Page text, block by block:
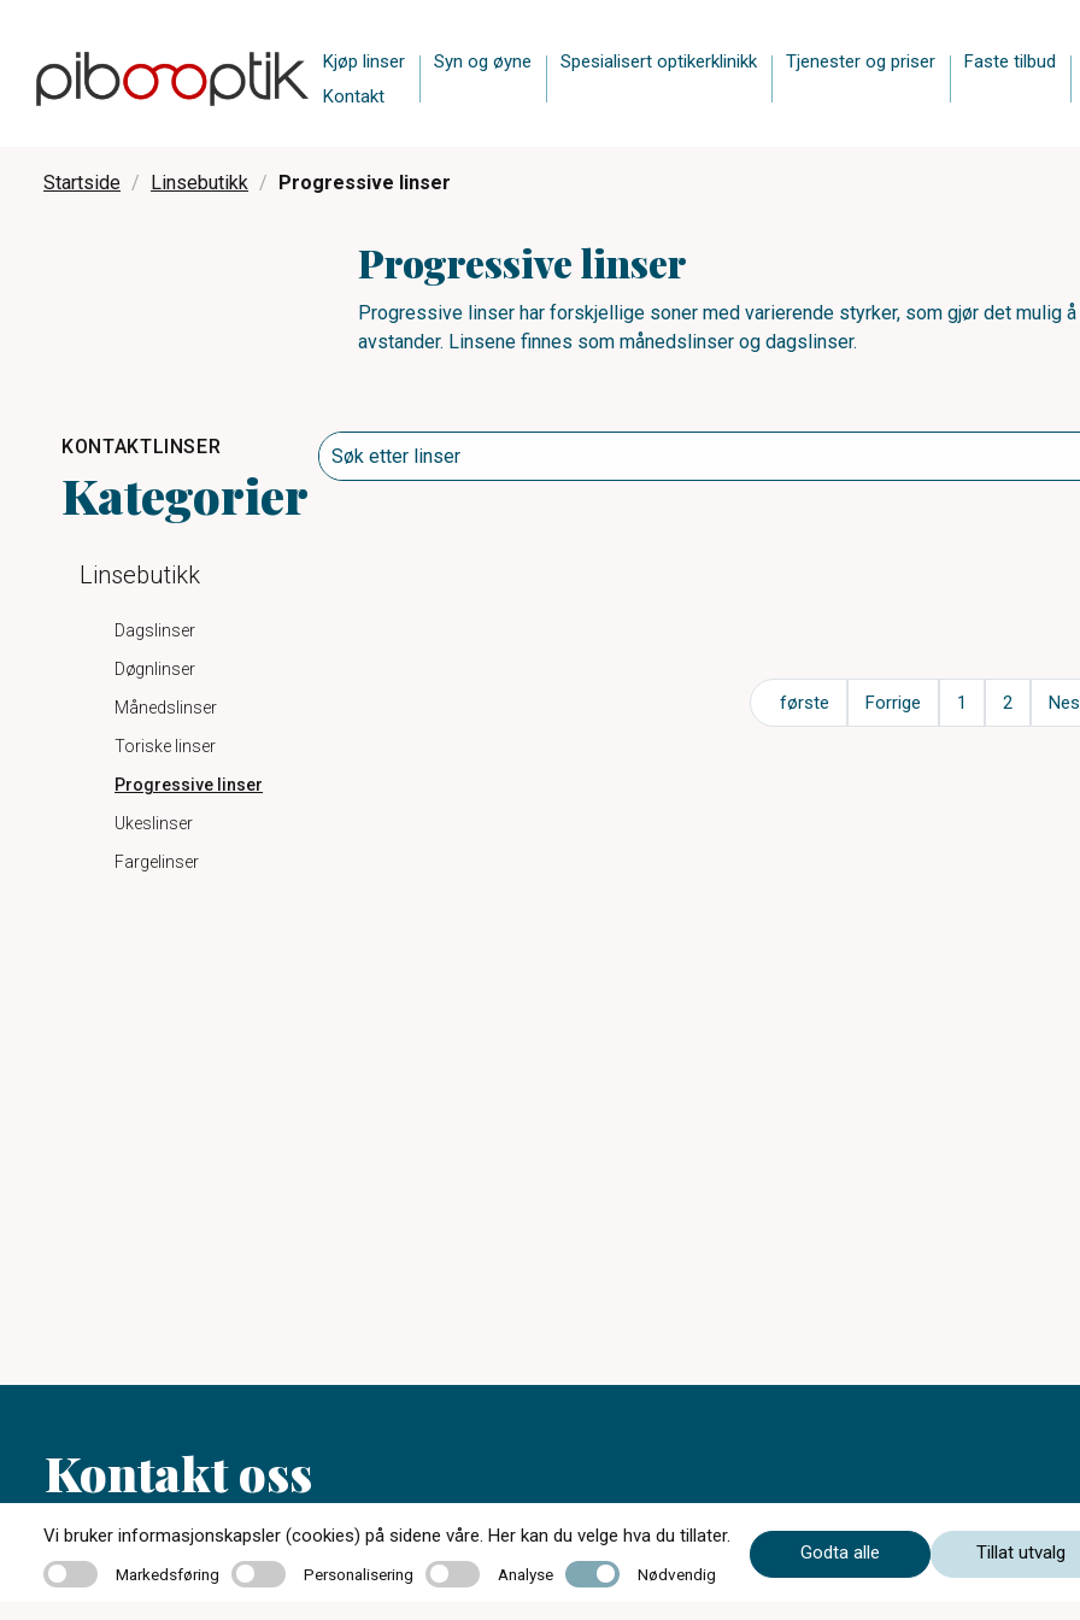
Kjøp linser Syn og øyne Spesialisert optikerklinikk Tjenester og priser
Faste tilbud
Kontakt
Startside Linsebutikk Progressive linser
Progressive linser
Progressive linser har forskjellige soner med varierende styrker, som gjør det mulig
avstander. Linsene finnes som månedslinser og dagslinser.
KONTAKTLINSER
Kategorier
Linsebutikk
Dagslinser
Døgnlinser
Månedslinser
Toriske linser
Progressive linser
Ukeslinser
Fargelinser
første Forrige 1 2
Kontakt oss
77 06 25 50 Åpningstider sommeren 2026.
Vi bruker informasjonskapsler (cookies) på sidene våre. Her kan du velge hva du tillater.
MarkedsføringMarkedsføring PersonaliseringPersonalisering Analyse Analyse Nødvendig Nødvendig
Godta alle Tillat utvalg